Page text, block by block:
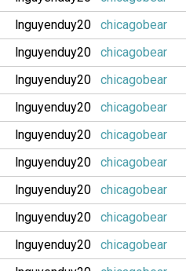
lnguyenduy20 chicagobear
lnguyenduy20 chicagobear
lnguyenduy20 chicagobear
lnguyenduy20 chicagobear
lnguyenduy20 chicagobear
lnguyenduy20 chicagobear
lnguyenduy20 chicagobear
lnguyenduy20 chicagobear
lnguyenduy20 chicagobear